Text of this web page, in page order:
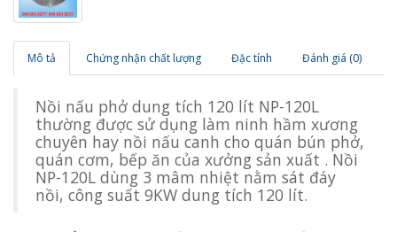
Mô tả Chứng nhận chất lượng Đặc tính Đánh giá (0)
Nồi nấu phở dung tích 120 lít NP-120L
thường được sử dụng làm ninh hầm xương
chuyên hay nồi nấu canh cho quán bún phở,
quán cơm, bếp ăn của xưởng sản xuất . Nồi
NP-120L dùng 3 mâm nhiệt nằm sát đáy
nồi, công suất 9KW dung tích 120 lít.